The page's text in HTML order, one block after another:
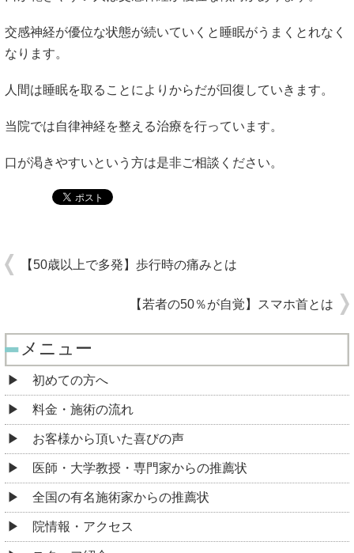
交感神経が優位な状態が続いていくと睡眠がうまくとれなく
なります。
人間は睡眠を取ることによりからだが回復していきます。
当院では自律神経を整える治療を行っています。
口が渇きやすいという方は是非ご相談ください。
【50歳以上で多発】歩行時の痛みとは
【若者の50％が自覚】スマホ首とは
メニュー
初めての方へ
料金・施術の流れ
お客様から頂いた喜びの声
医師・大学教授・専門家からの推薦状
全国の有名施術家からの推薦状
院情報・アクセス